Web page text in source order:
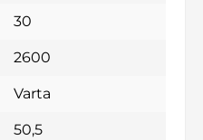
30
2600
Varta
50,5